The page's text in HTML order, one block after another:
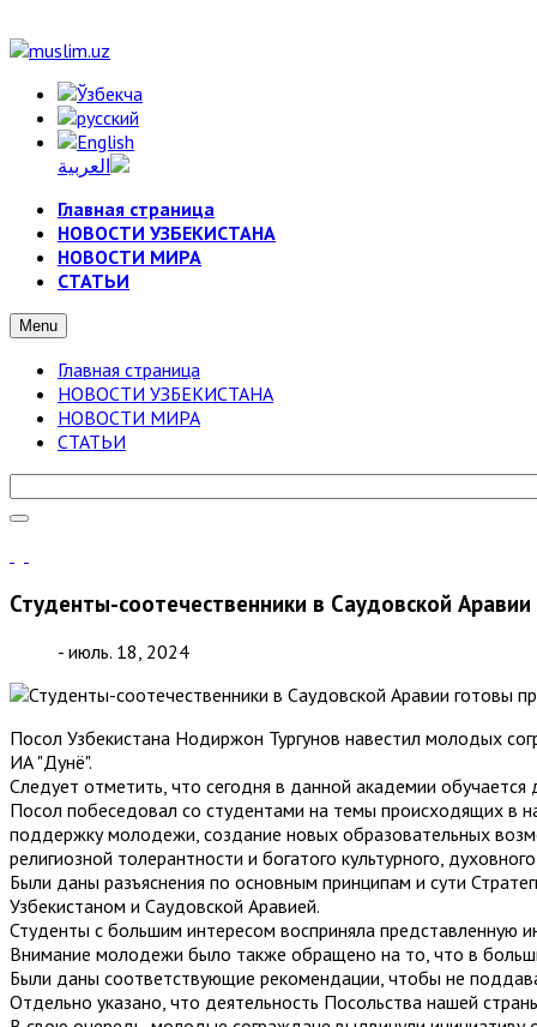
Главная страница
НОВОСТИ УЗБЕКИСТАНА
НОВОСТИ МИРА
СТАТЬИ
Menu
Главная страница
НОВОСТИ УЗБЕКИСТАНА
НОВОСТИ МИРА
СТАТЬИ
Студенты-соотечественники в Саудовской
- июль. 18, 2024
Посол Узбекистана Нодиржон Тургунов навестил молодых
ИА "Дунё".
Следует отметить, что сегодня в данной академии обучается
Посол побеседовал со студентами на темы происходящих в
поддержку молодежи, создание новых образовательных
религиозной толерантности и богатого культурного,
Были даны разъяснения по основным принципам и сути
Узбекистаном и Саудовской Аравией.
Студенты с большим интересом восприняла представленную
Внимание молодежи было также обращено на то, что в
Были даны соответствующие рекомендации, чтобы не
Отдельно указано, что деятельность Посольства нашей